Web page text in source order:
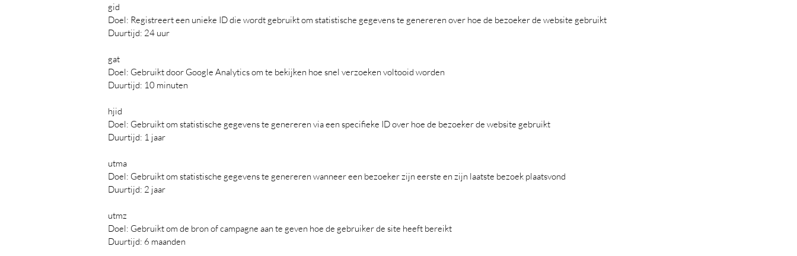
gid
Doel: Registreert een unieke ID die wordt gebruikt om statistische gegevens te genereren over hoe de bezoeker de website gebruikt
Duurtijd: 24 uur
gat
Doel: Gebruikt door Google Analytics om te bekijken hoe snel verzoeken voltooid worden
Duurtijd: 10 minuten
hjid
Doel: Gebruikt om statistische gegevens te genereren via een specifieke ID over hoe de bezoeker de website gebruikt
Duurtijd: 1 jaar
utma
Doel: Gebruikt om statistische gegevens te genereren wanneer een bezoeker zijn eerste en zijn laatste bezoek plaatsvond
Duurtijd: 2 jaar
utmz
Doel: Gebruikt om de bron of campagne aan te geven hoe de gebruiker de site heeft bereikt
Duurtijd: 6 maanden